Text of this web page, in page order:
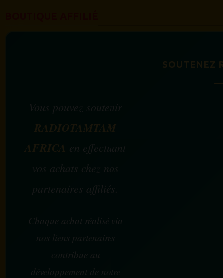
SOUTENEZ
Vous pouvez soutenir
RADIOTAMTAM
AFRICA en effectuant
vos achats chez nos
partenaires affiliés.
Chaque achat réalisé via
nos liens partenaires
contribue au
développement de notre